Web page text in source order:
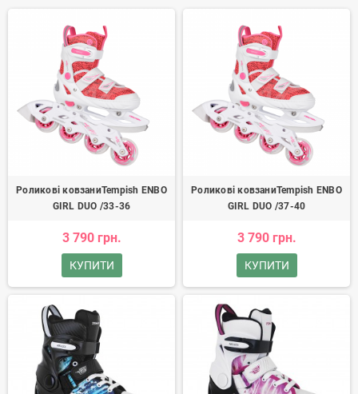
Роликові ковзаниTempish ENBO
GIRL DUO /33-36
3 790 грн.
КУПИТИ
Роликові ковзаниTempish ENBO
GIRL DUO /37-40
3 790 грн.
КУПИТИ